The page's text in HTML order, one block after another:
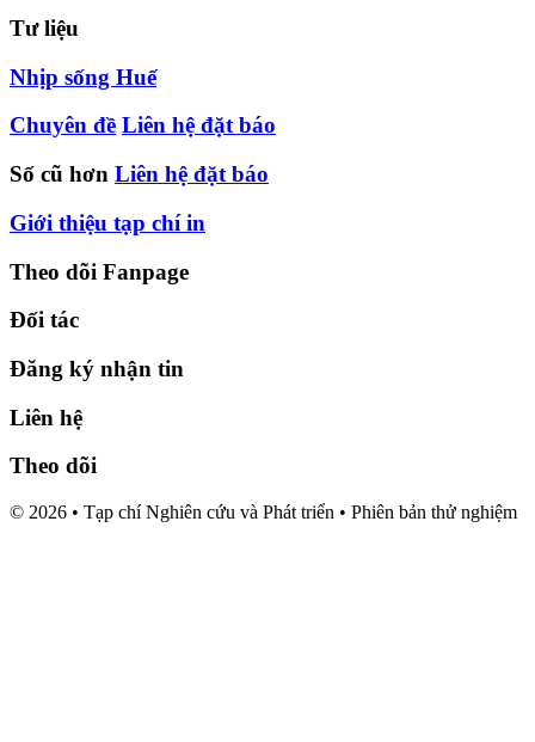
Tư liệu
Nhịp sống Huế
Chuyên đề Liên hệ đặt báo
Số cũ hơn Liên hệ đặt báo
Giới thiệu tạp chí in
Theo dõi Fanpage
Đối tác
Đăng ký nhận tin
Liên hệ
Theo dõi
© 2026 • Tạp chí Nghiên cứu và Phát triển • Phiên bản thử nghiệm